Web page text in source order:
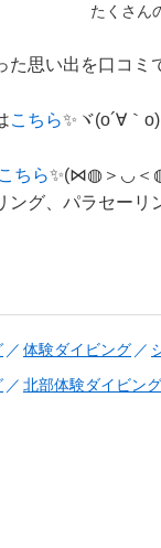
たくさん
た思い出を口コミ
こちら✨ヾ(o´∀｀o)
こちら✨(⋈◍＞◡＜
ング、パラセー
体験ダイビング
北部体験ダイビング